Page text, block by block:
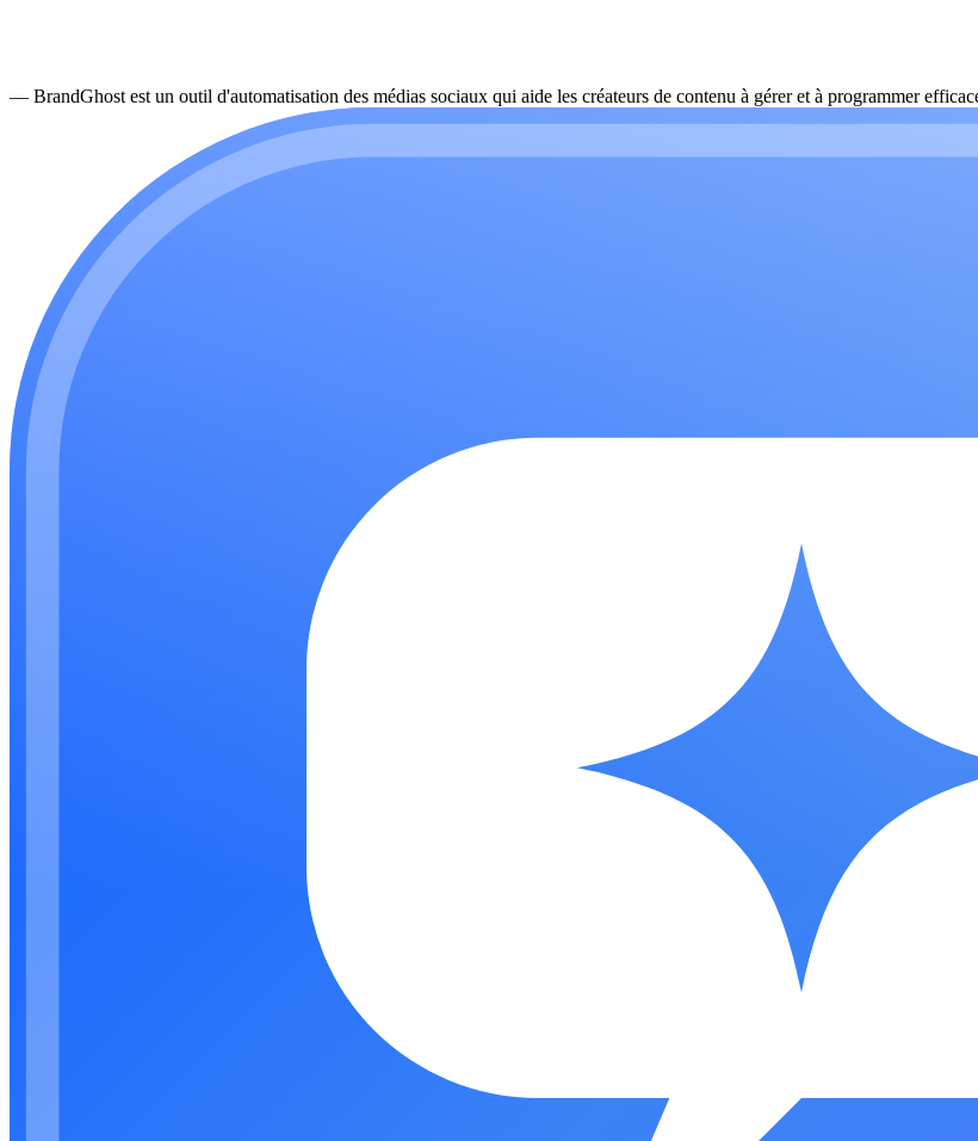
— BrandGhost est un outil d'automatisation des médias sociaux qui aide les créateurs de contenu à gérer et à programmer